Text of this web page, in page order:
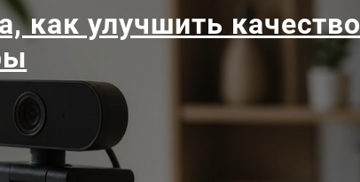
как улучшить качество